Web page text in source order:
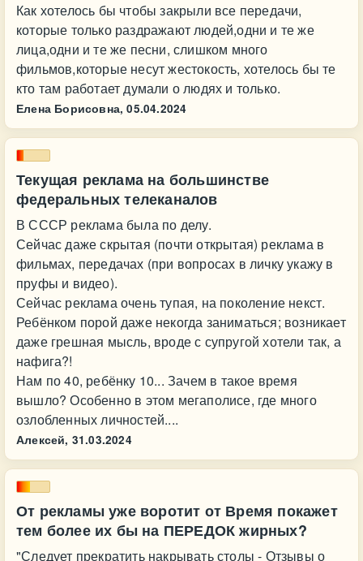
Как хотелось бы чтобы закрыли все передачи,
которые только раздражают людей,одни и те же
лица,одни и те же песни, слишком много
фильмов,которые несут жестокость, хотелось бы те
кто там работает думали о людях и только.
Елена Борисовна, 05.04.2024
Текущая реклама на большинстве
федеральных телеканалов
В СССР реклама была по делу.
Сейчас даже скрытая (почти открытая) реклама в
фильмах, передачах (при вопросах в личку укажу в
пруфы и видео).
Сейчас реклама очень тупая, на поколение некст.
Ребёнком порой даже некогда заниматься; возникает
даже грешная мысль, вроде с супругой хотели так, а
нафига?!
Нам по 40, ребёнку 10... Зачем в такое время
вышло? Особенно в этом мегаполисе, где много
озлобленных личностей....
Алексей, 31.03.2024
От рекламы уже воротит от Время покажет
тем более их бы на ПЕРЕДОК жирных?
"Следует прекратить накрывать столы - Отзывы о